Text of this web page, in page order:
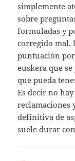
simplemente
sobre
formuladas y
corregido mal.
puntuación
euskera que
que pueda
Es decir no
reclamaciones
definitiva de
suele durar